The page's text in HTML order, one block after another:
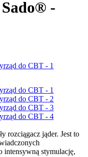
-
rozciągacz jąder. Jest to
intensywną stymulację,